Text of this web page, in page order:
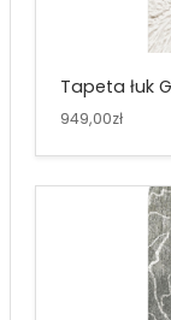
Tapeta łuk
949,00zł